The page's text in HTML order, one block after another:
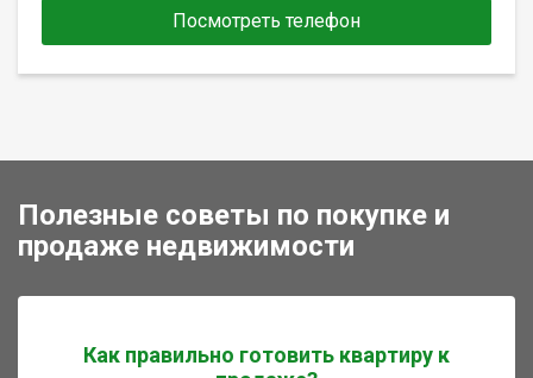
Посмотреть телефон
Полезные советы по покупке и
продаже недвижимости
Как правильно готовить квартиру к